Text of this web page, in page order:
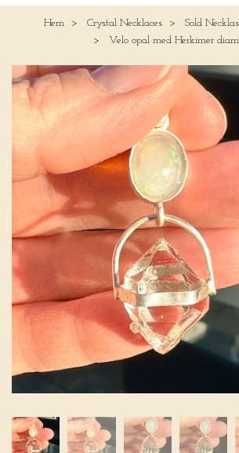
Hem Crystal Necklaces
Sold
Velo opal med Herkimer